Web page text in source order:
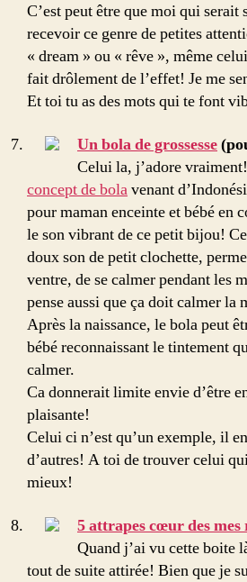
C’est peut être que moi qui serait
recevoir ce genre de petites
« dream » ou « rêve », même
fait drôlement de l’effet! Je me
Et toi tu as des mots qui te font
Un bola de grossesse
Celui la, j’adore
concept de bolavenant
pour maman enceinte et bébé en
le son vibrant de ce petit bijou!
doux son de petit clochette,
ventre, de se calmer pendant les
pense aussi que ça doit calmer la
Après la naissance, le bola peut
bébé reconnaissant le tintement
calmer.
Ca donnerait limite envie d’être
plaisante!
Celui ci n’est qu’un exemple, il
d’autres! A toi de trouver celui
mieux!
5 attrapes cœur des mes
Quand j’ai vu cette boite
tout de suite attirée! Bien que je